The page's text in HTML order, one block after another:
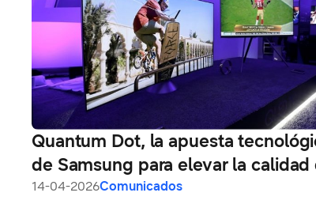
Quantum Dot, la apuesta
de Samsung para elevar la calidad
imagen en sus televisores
14-04-2026Comunicados